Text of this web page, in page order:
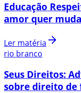
Educação
amor quer
Ler matéria
rio branco
Seus Direitos:
sobre direito de